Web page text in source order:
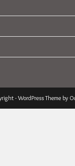
- WordPress Theme by